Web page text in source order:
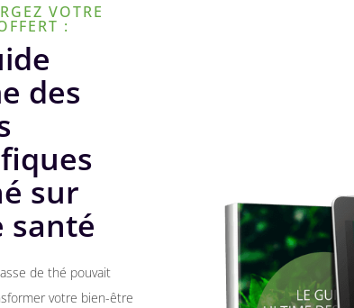
VOTRE
:
des
sur
santé
de thé pouvait
votre bien-être